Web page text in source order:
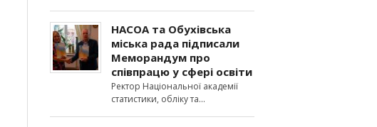
НАСОА та Обухівська
міська рада підписали
Меморандум про
співпрацю у сфері освіти
Ректор Національної академії
статистики, обліку та